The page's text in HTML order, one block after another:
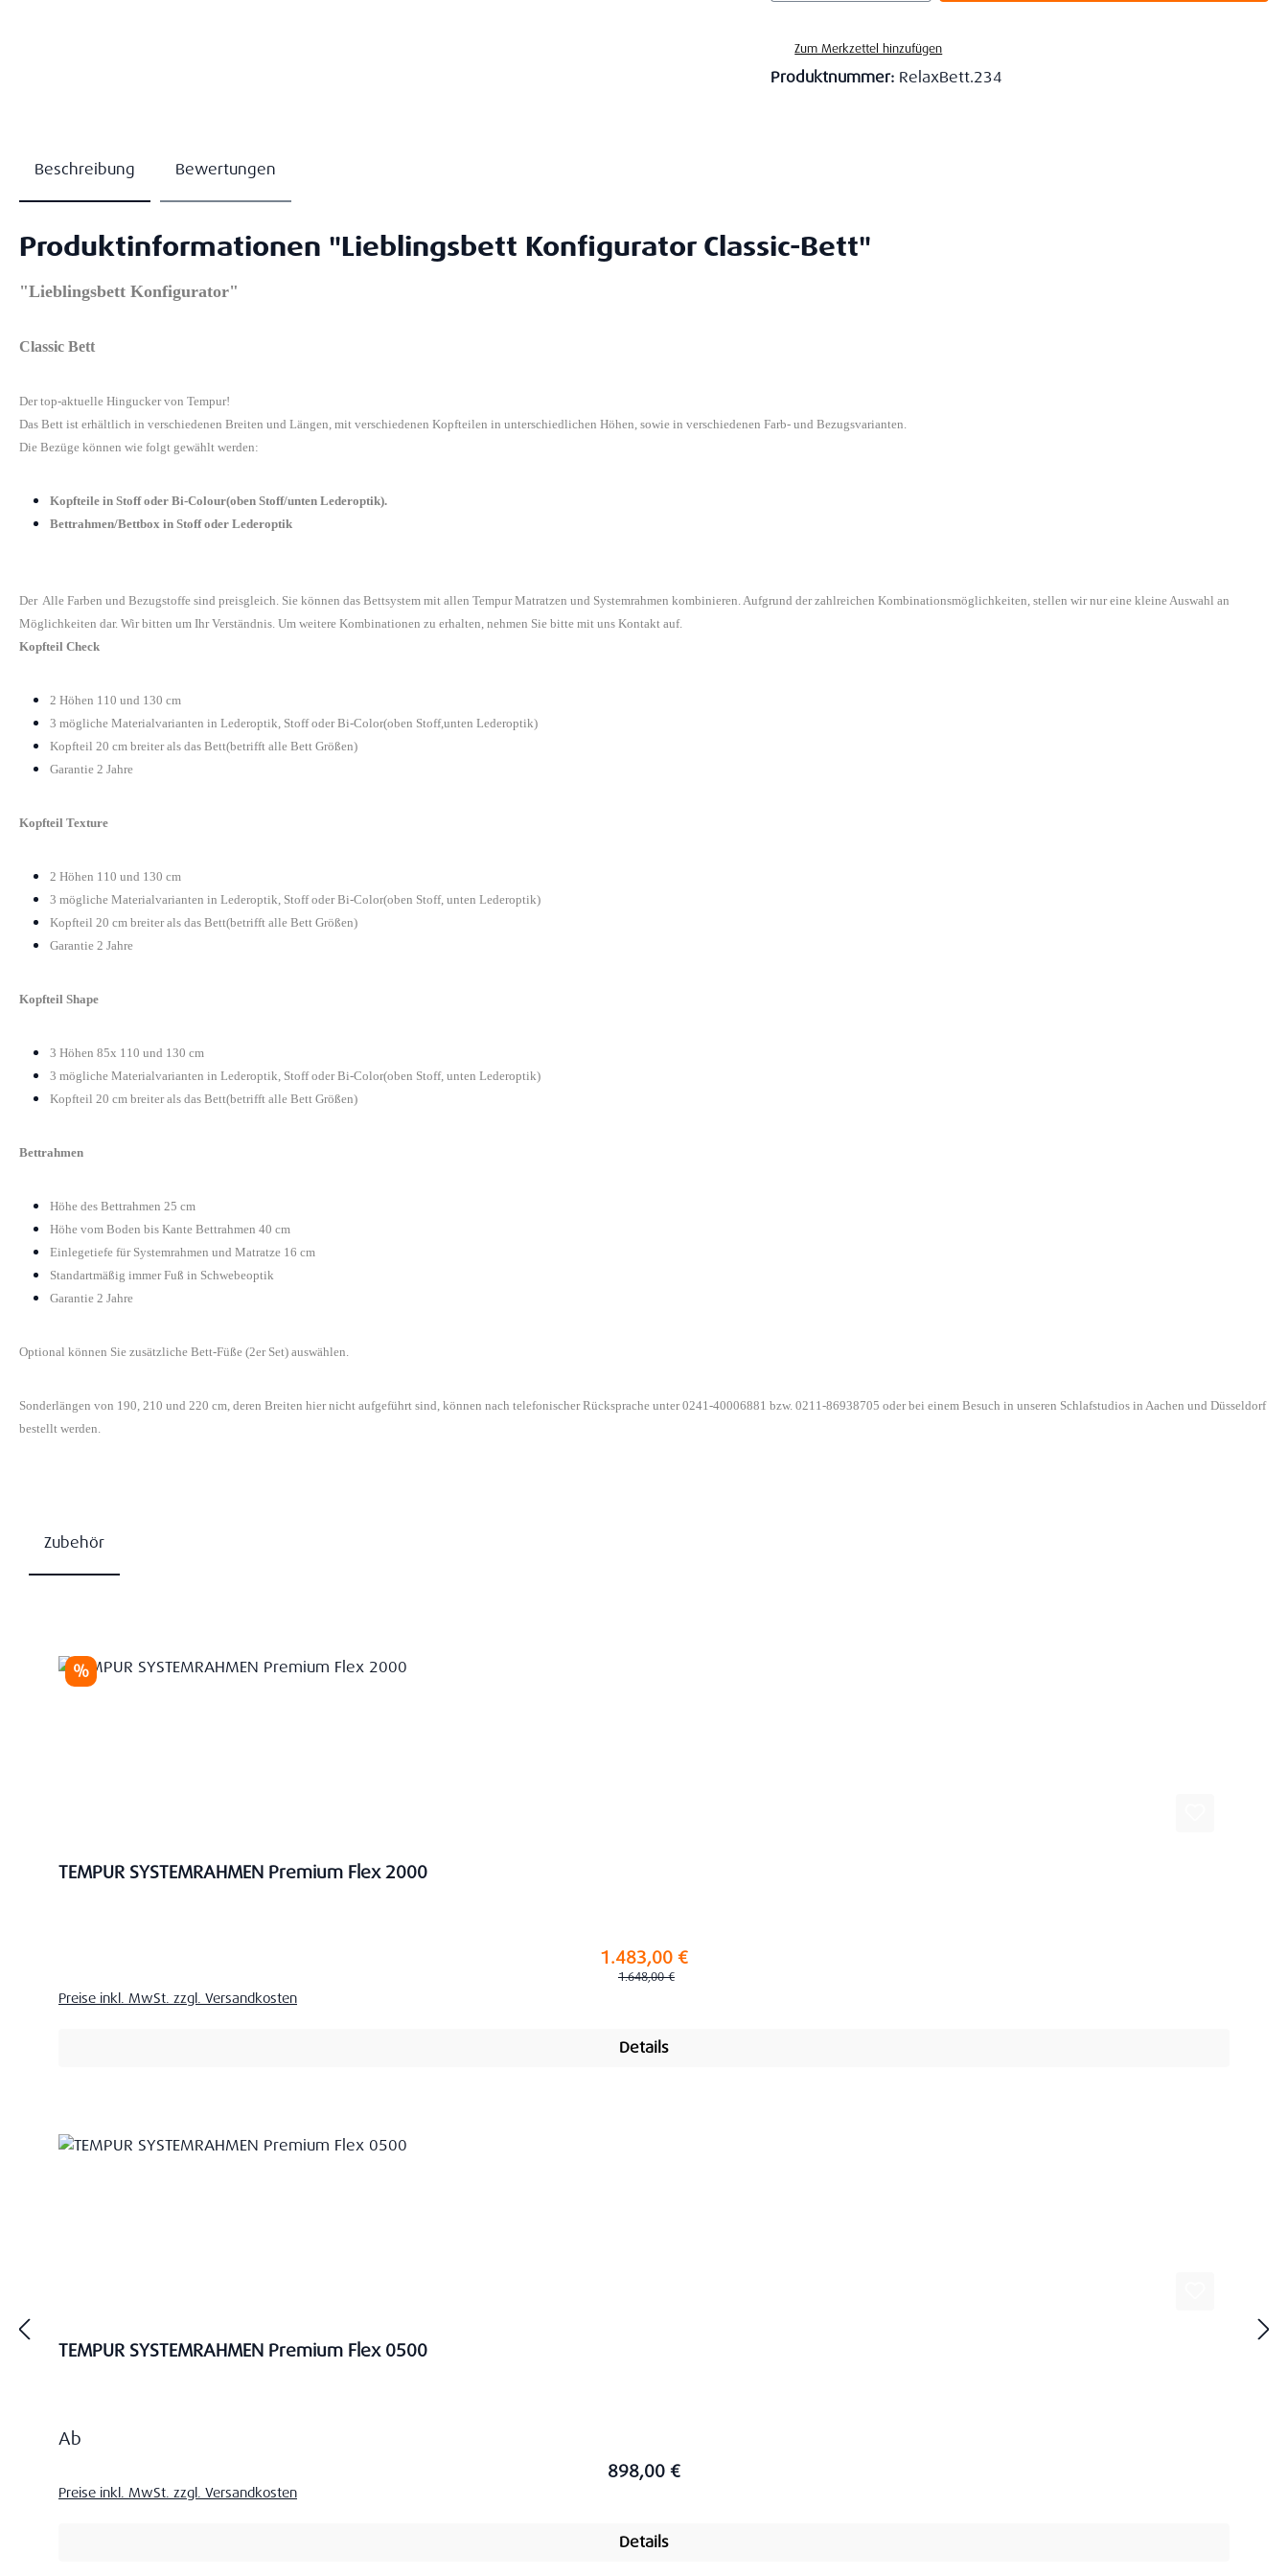
Zum Merkzettel hinzufügen
Produktnummer: RelaxBett.234
Beschreibung Bewertungen
Produktinformationen "Lieblingsbett Konfigurator Classic-Bett"
"Lieblingsbett Konfigurator"
Classic Bett
Der top-aktuelle Hingucker von Tempur!
Das Bett ist erhältlich in verschiedenen Breiten und Längen, mit verschiedenen Kopfteilen in unterschiedlichen Höhen, sowie in verschiedenen Farb- und Bezugsvarianten.
Die Bezüge können wie folgt gewählt werden:
Kopfteile in Stoff oder Bi-Colour(oben Stoff/unten Lederoptik).
Bettrahmen/Bettbox in Stoff oder Lederoptik
Der Alle Farben und Bezugstoffe sind preisgleich. Sie können das Bettsystem mit allen Tempur Matratzen und Systemrahmen kombinieren. Aufgrund der zahlreichen Kombinationsmöglichkeiten, stellen wir nur eine kleine Auswahl an
Möglichkeiten dar. Wir bitten um Ihr Verständnis. Um weitere Kombinationen zu erhalten, nehmen Sie bitte mit uns Kontakt auf.
Kopfteil Check
2 Höhen 110 und 130 cm
3 mögliche Materialvarianten in Lederoptik, Stoff oder Bi-Color(oben Stoff,unten Lederoptik)
Kopfteil 20 cm breiter als das Bett(betrifft alle Bett Größen)
Garantie 2 Jahre
Kopfteil Texture
2 Höhen 110 und 130 cm
3 mögliche Materialvarianten in Lederoptik, Stoff oder Bi-Color(oben Stoff, unten Lederoptik)
Kopfteil 20 cm breiter als das Bett(betrifft alle Bett Größen)
Garantie 2 Jahre
Kopfteil Shape
3 Höhen 85x 110 und 130 cm
3 mögliche Materialvarianten in Lederoptik, Stoff oder Bi-Color(oben Stoff, unten Lederoptik)
Kopfteil 20 cm breiter als das Bett(betrifft alle Bett Größen)
Bettrahmen
Höhe des Bettrahmen 25 cm
Höhe vom Boden bis Kante Bettrahmen 40 cm
Einlegetiefe für Systemrahmen und Matratze 16 cm
Standartmäßig immer Fuß in Schwebeoptik
Garantie 2 Jahre
Optional können Sie zusätzliche Bett-Füße (2er Set) auswählen.
Sonderlängen von 190, 210 und 220 cm, deren Breiten hier nicht aufgeführt sind, können nach telefonischer Rücksprache unter 0241-40006881 bzw. 0211-86938705 oder bei einem Besuch in unseren Schlafstudios in Aachen und Düsseldorf
bestellt werden.
Zubehör
Rabatt
%
TEMPUR SYSTEMRAHMEN Premium Flex 2000
1.483,00 €
Regulärer Preis:
1.648,00 €
Preise inkl. MwSt. zzgl. Versandkosten
Details
TEMPUR SYSTEMRAHMEN Premium Flex 0500
Regulärer Preis:
Ab
898,00 €
Preise inkl. MwSt. zzgl. Versandkosten
Details